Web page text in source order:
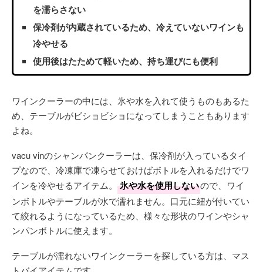
を濡らさない
保冷剤が内蔵されているため、冷えていないワインも
冷やせる
使用後はたためて軽いため、持ち運びにも便利
ワインクーラーの中には、氷や水を入れて使うものもあるた
め、テーブルがビショビショになってしまうこともあります
よね。
vacu vinのシャンパンクーラーは、保冷剤が入っているタイ
プなので、冷凍庫で凍らせておけばボトルを入れるだけでワ
インを冷やせるアイテム。
氷や水を使用しないので、ワイ
ンボトルやテーブルが水で濡れません。口元に紐が付いてい
て絞れるようになっているため、様々な形状のワインやシャ
ンパンボトルに使えます。
テーブルが濡れないワインクーラーを探している方は、マス